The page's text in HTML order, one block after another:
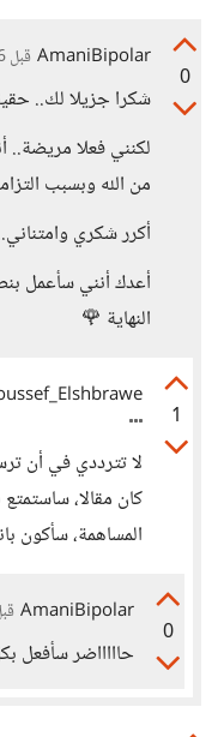
0
AmaniBipolar قبل 6 أشهر
شكرا جزيلا لك..
لكنني فعلا مريضة..
من الله وبسبب
أكرر شكري
أعدك أنني سأعمل
النهاية 🌹
1
لا تترددي في أن
كان مقالا،
المساهمة، سأكون
0
AmaniBipolar قبل
حاااااضر سأفعل